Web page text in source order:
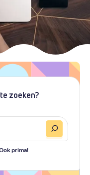
zoeken?
prima!